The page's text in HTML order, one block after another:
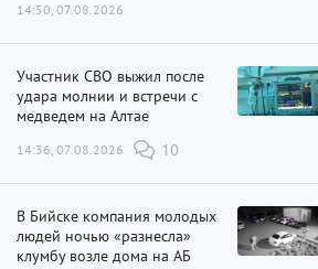
14:50, 07.08.2026
Участник СВО выжил после
удара молнии и встречи с
медведем на Алтае
14:36, 07.08.2026 10
В Бийске компания молодых
людей ночью «разнесла»
клумбу возле дома на АБ